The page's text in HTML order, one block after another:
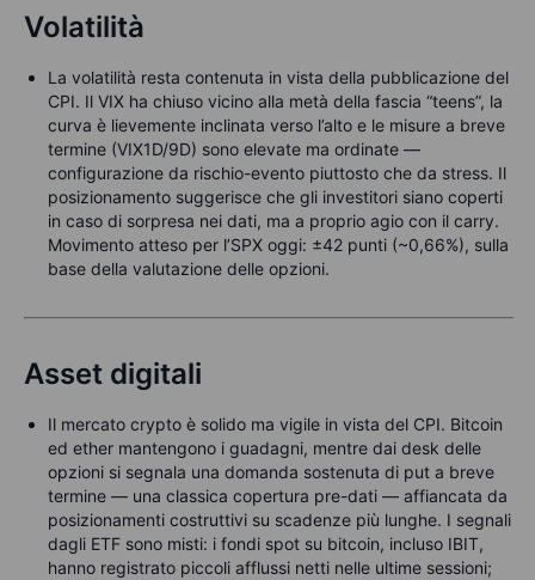
Volatilità
La volatilità resta contenuta in vista della pubblicazione del
CPI. Il VIX ha chiuso vicino alla metà della fascia “teens”, la
curva è lievemente inclinata verso l’alto e le misure a breve
termine (VIX1D/9D) sono elevate ma ordinate —
configurazione da rischio-evento piuttosto che da stress. Il
posizionamento suggerisce che gli investitori siano coperti
in caso di sorpresa nei dati, ma a proprio agio con il carry.
Movimento atteso per l’SPX oggi: ±42 punti (~0,66%), sulla
base della valutazione delle opzioni.
Asset digitali
Il mercato crypto è solido ma vigile in vista del CPI. Bitcoin
ed ether mantengono i guadagni, mentre dai desk delle
opzioni si segnala una domanda sostenuta di put a breve
termine — una classica copertura pre-dati — affiancata da
posizionamenti costruttivi su scadenze più lunghe. I segnali
dagli ETF sono misti: i fondi spot su bitcoin, incluso IBIT,
hanno registrato piccoli afflussi netti nelle ultime sessioni;